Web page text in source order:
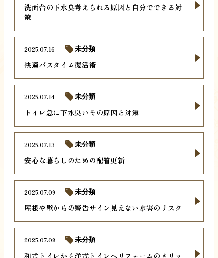
洗面台の下水臭考えられる原因と自分でできる対
策
快適バスタイム復活術
2025.07.16 未分類
トイレ急に下水臭いその原因と対策
2025.07.14 未分類
安心な暮らしのための配管更新
2025.07.13 未分類
屋根や壁からの警告サイン見えない水害のリスク
2025.07.09 未分類
和式トイレから洋式トイレへリフォームのメリッ
2025.07.08 未分類